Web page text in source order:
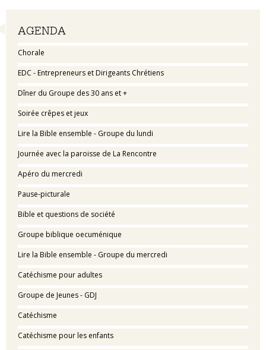
Navigation
AGENDA
Chorale
EDC - Entrepreneurs et Dirigeants Chrétiens
Dîner du Groupe des 30 ans et +
Soirée crêpes et jeux
Lire la Bible ensemble - Groupe du lundi
Journée avec la paroisse de La Rencontre
Apéro du mercredi
Pause-picturale
Bible et questions de société
Groupe biblique oecuménique
Lire la Bible ensemble - Groupe du mercredi
Catéchisme pour adultes
Groupe de Jeunes - GDJ
Catéchisme
Catéchisme pour les enfants